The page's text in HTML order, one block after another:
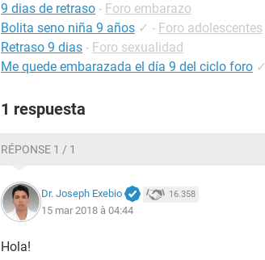
9 dias de retraso - Foro embarazo
Bolita seno niña 9 años ✓ - Foro adolescentes
Retraso 9 dias - Foro sexualidad
Me quede embarazada el día 9 del ciclo foro ✓
1 respuesta
RÉPONSE 1 / 1
Dr. Joseph Exebio 16.358
15 mar 2018 à 04:44
Hola!